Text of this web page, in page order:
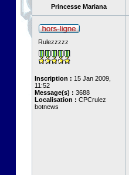
Princesse Mariana
Rulezzzzz
Inscription : 15 Jan 2009,
11:52
Message(s) : 3688
Localisation : CPCrulez
botnews